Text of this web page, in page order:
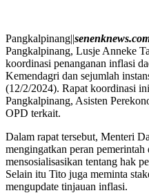
Pangkalpinang||
Pangkalpinang, Lusje Anneke
koordinasi penanganan inflasi
Kemendagri dan sejumlah
(12/2/2024). Rapat koordinasi
Pangkalpinang, Asisten
OPD terkait.
Dalam rapat tersebut, Menteri
mengingatkan peran
mensosialisasikan tentang hak
Selain itu Tito juga meminta
mengupdate tinjauan inflasi.